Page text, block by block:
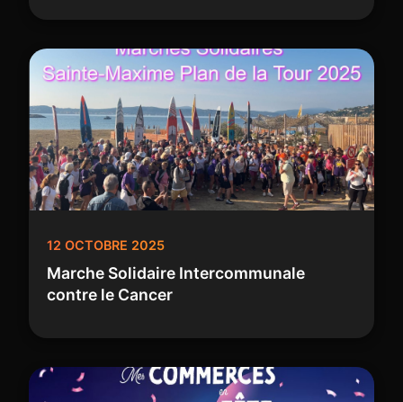
12 OCTOBRE 2025
Marche Solidaire Intercommunale
contre le Cancer